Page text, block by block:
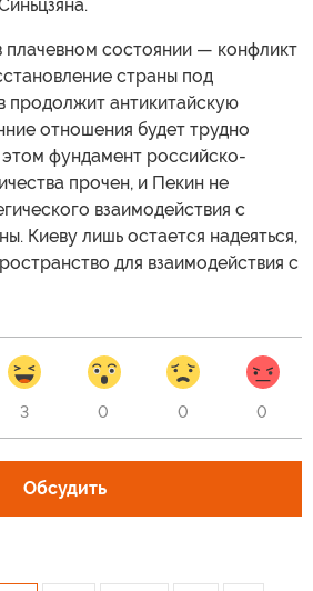
плачевном состоянии — конфликт
страны под
продолжит антикитайскую
отношения будет трудно
фундамент российско-
прочен, и Пекин не
взаимодействия с
Киеву лишь остается надеяться,
для взаимодействия с
3 0 0 0
Обсудить